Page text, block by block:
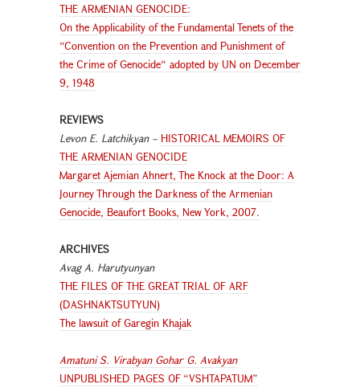
THE ARMENIAN GENOCIDE:
On the Applicability of the Fundamental Tenets of the
“Convention on the Prevention and Punishment of
the Crime of Genocide“ adopted by UN on December
9, 1948
REVIEWS
Levon E. Latchikyan – HISTORICAL MEMOIRS OF
THE ARMENIAN GENOCIDE
Margaret Ajemian Ahnert, The Knock at the Door: A
Journey Through the Darkness of the Armenian
Genocide, Beaufort Books, New York, 2007.
ARCHIVES
Avag A. Harutyunyan
THE FILES OF THE GREAT TRIAL OF ARF
(DASHNAKTSUTYUN)
The lawsuit of Garegin Khajak
Amatuni S. Virabyan Gohar G. Avakyan
UNPUBLISHED PAGES OF “VSHTAPATUM”